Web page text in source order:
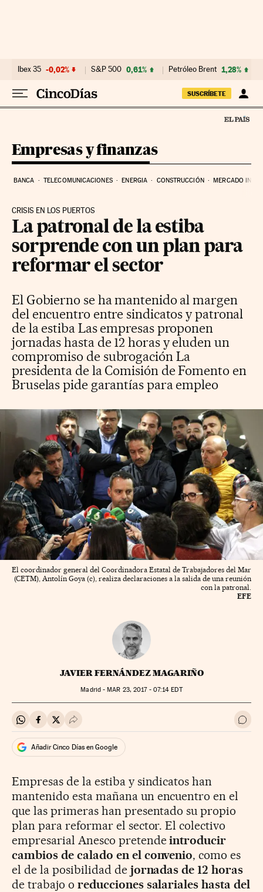
Ibex 35 -0,02% S&P 500 0,61% Petróleo Brent 1,28%
SUSCRÍBETE
Empresas y finanzas
BANCA TELECOMUNICACIONES ENERGIA CONSTRUCCIÓN MERCADO
CRISIS EN LOS PUERTOS
La patronal de la estiba
sorprende con un plan para
reformar el sector
El Gobierno se ha mantenido al margen
del encuentro entre sindicatos y patronal
de la estiba Las empresas proponen
jornadas hasta de 12 horas y eluden un
compromiso de subrogación La
presidenta de la Comisión de Fomento en
Bruselas pide garantías para empleo
El coordinador general del Coordinadora Estatal de Trabajadores del Mar
(CETM), Antolín Goya (c), realiza declaraciones a la salida de una reunión
con la patronal.
EFE
JAVIER FERNÁNDEZ MAGARIÑO
Madrid - MAR 23, 2017 - 07:14 EDT
Compartir en Whatsapp
Compartir en Facebook
Compartir en Twitter
Desplegar Redes Sociales Ir a
Añadir Cinco Días en Google
Empresas de la estiba y sindicatos han
mantenido esta mañana un encuentro en el
que las primeras han presentado su propio
plan para reformar el sector. El colectivo
empresarial Anesco pretendeintroducir
cambios de calado en el convenio, como es
el de la posibilidad dejornadas de 12 horas
de trabajo o reducciones salariales hasta del